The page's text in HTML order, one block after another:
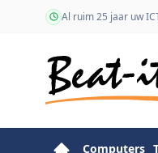
Ga naar de inhoud
Al ruim 25 jaar uw
Computers